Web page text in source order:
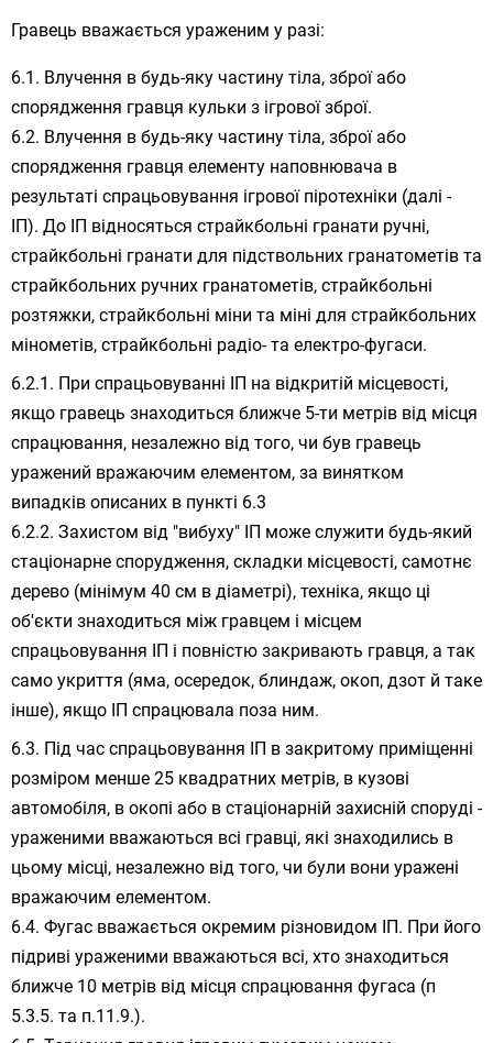
Гравець вважається ураженим у разі:
Влучення в будь-яку частину тіла, зброї або
спорядження гравця кульки з ігрової зброї.
Влучення в будь-яку частину тіла, зброї або
спорядження гравця елементу наповнювача в
результаті спрацьовування ігрової піротехніки (далі -
ІП). До ІП відносяться страйкбольні гранати ручні,
страйкбольні гранати для підствольних гранатометів та
страйкбольних ручних гранатометів, страйкбольні
розтяжки, страйкбольні міни та міні для страйкбольних
мінометів, страйкбольні радіо- та електро-фугаси.
При спрацьовуванні ІП на відкритій місцевості,
якщо гравець знаходиться ближче 5-ти метрів від місця
спрацювання, незалежно від того, чи був гравець
уражений вражаючим елементом, за винятком
випадків описаних в пункті 6.3
Захистом від "вибуху" ІП може служити будь-який
стаціонарне спорудження, складки місцевості, самотнє
дерево (мінімум 40 см в діаметрі), техніка, якщо ці
об'єкти знаходиться між гравцем і місцем
спрацьовування ІП і повністю закривають гравця, а так
само укриття (яма, осередок, блиндаж, окоп, дзот й таке
інше), якщо ІП спрацювала поза ним.
Під час спрацьовування ІП в закритому приміщенні
розміром менше 25 квадратних метрів, в кузові
автомобіля, в окопі або в стаціонарній захисній споруді -
ураженими вважаються всі гравці, які знаходились в
цьому місці, незалежно від того, чи були вони уражені
вражаючим елементом.
Фугас вважається окремим різновидом ІП. При його
підриві ураженими вважаються всі, хто знаходиться
ближче 10 метрів від місця спрацювання фугаса (п
5.3.5. та п.11.9.).